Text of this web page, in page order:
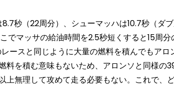
秒（22周分）、シューマッハは10.7秒（ダブ
マッサの給油時間を2.5秒短くすると15周分
ースと同じように大量の燃料を積んでもアロ
を積む意味もないため、アロンソと同様の
上無理して攻めて走る必要もない。これで、